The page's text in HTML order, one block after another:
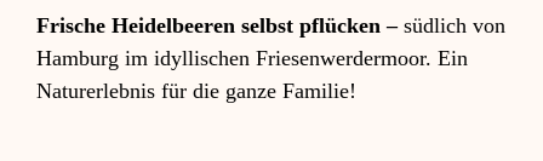
Frische Heidelbeeren selbst pflücken –südlich von
Hamburg im idyllischen Friesen­werder­moor. Ein
Natur­erleb­nis für die ganze Familie!